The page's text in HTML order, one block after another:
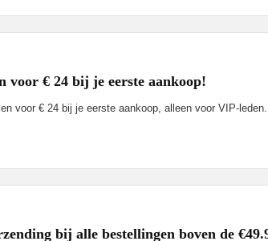
voor € 24 bij je eerste aankoop!
voor € 24 bij je eerste aankoop, alleen voor VIP-
bij alle bestellingen boven de